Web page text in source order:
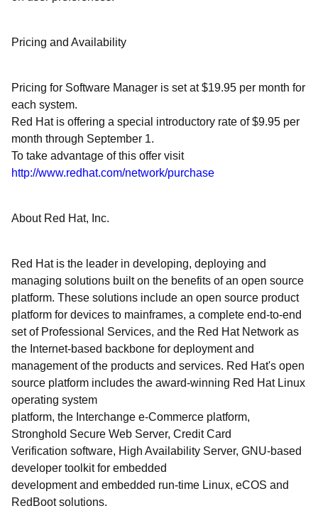
Pricing and Availability
Pricing for Software Manager is set at $19.95 per month for
each system.
Red Hat is offering a special introductory rate of $9.95 per
month through September 1.
To take advantage of this offer visit
http://www.redhat.com/network/purchase
About Red Hat, Inc.
Red Hat is the leader in developing, deploying and
managing solutions built on the benefits of an open source
platform. These solutions include an open source product
platform for devices to mainframes, a complete end-to-end
set of Professional Services, and the Red Hat Network as
the Internet-based backbone for deployment and
management of the products and services. Red Hat's open
source platform includes the award-winning Red Hat Linux
operating system
platform, the Interchange e-Commerce platform,
Stronghold Secure Web Server, Credit Card
Verification software, High Availability Server, GNU-based
developer toolkit for embedded
development and embedded run-time Linux, eCOS and
RedBoot solutions.